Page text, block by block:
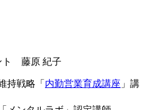
ト 藤原 紀子
持戦略「 内勤営業育成講座 」講